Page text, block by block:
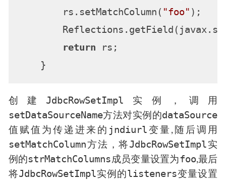
        rs.setMatchColumn(
"foo" );
return rs;
创建 JdbcRowSetImpl 实例，调用
setDataSourceName方法对实例的dataSource
值赋值为传递进来的 jndiurl 变量,随后调用
setMatchColumn方法，将JdbcRowSetImpl 实
例的strMatchColumns 成员变量设置为foo,最后
将JdbcRowSetImpl实例的listeners变量设置